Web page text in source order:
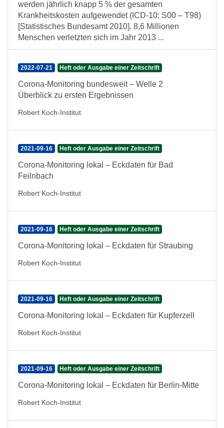
werden jährlich knapp 5 % der gesamten
Krankheitskosten aufgewendet (ICD-10: S00 – T98)
[Statistisches Bundesamt 2010]. 8,6 Millionen
Menschen verletzten sich im Jahr 2013 ...
2022-07-21 Heft oder Ausgabe einer Zeitschrift
Corona-Monitoring bundesweit – Welle 2
Überblick zu ersten Ergebnissen
Robert Koch-Institut
2021-09-16 Heft oder Ausgabe einer Zeitschrift
Corona-Monitoring lokal – Eckdaten für Bad
Feilnbach
Robert Koch-Institut
2021-09-16 Heft oder Ausgabe einer Zeitschrift
Corona-Monitoring lokal – Eckdaten für Straubing
Robert Koch-Institut
2021-09-16 Heft oder Ausgabe einer Zeitschrift
Corona-Monitoring lokal – Eckdaten für Kupferzell
Robert Koch-Institut
2021-09-16 Heft oder Ausgabe einer Zeitschrift
Corona-Monitoring lokal – Eckdaten für Berlin-Mitte
Robert Koch-Institut